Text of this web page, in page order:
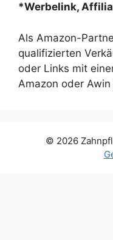
*Werbelink,
Als Amazon-
qualifizierten
oder Links mit
Amazon oder
© 2026